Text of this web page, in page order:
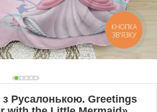
з Русалонькою. Greetings
КНОПКА
ЗВ'ЯЗКУ